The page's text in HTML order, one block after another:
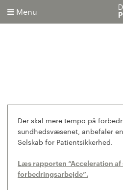
Menu
Avanceret søgning
Der skal mere tempo på
sundhedsvæsenet, anbefaler
Selskab for Patientsikkerhed.
Læs rapporten “Acceleration
forbedringsarbejde”.